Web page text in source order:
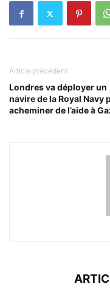
Article précédent
Londres va déployer un
navire de la Royal Navy
acheminer de l’aide à